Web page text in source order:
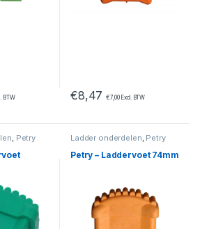
BTW €8,47 €7,00Excl. BTW
Petry Ladder onderdelen Petry
Petry – Laddervoet 74mm